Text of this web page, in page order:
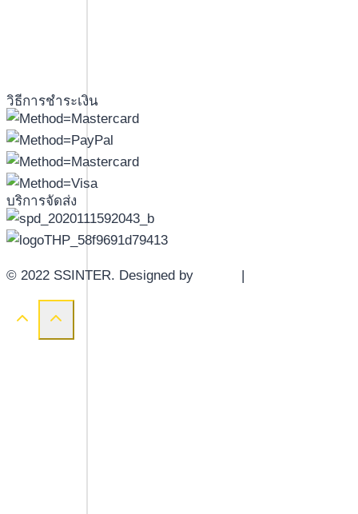
วิธีการชำระเงิน
บริการจัดส่ง
© 2022 SSINTER. Designed by